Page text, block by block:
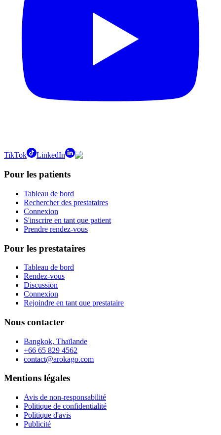
TikTok LinkedIn
Pour les patients
Tableau de bord
Rechercher des prestataires
Connexion
S'inscrire en tant que patient
Prendre rendez-vous
Pour les prestataires
Tableau de bord
Rendez-vous
Discussion
Connexion
Rejoindre en tant que prestataire
Nous contacter
Bangkok, Thaïlande
+66 65 829 4562
contact@arokago.com
Mentions légales
Avis de non-responsabilité
Politique de confidentialité
Politique d'avis
Publicité